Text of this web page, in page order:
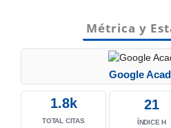
Métrica y
Google
1.8k
TOTAL CITAS
21
ÍNDICE H